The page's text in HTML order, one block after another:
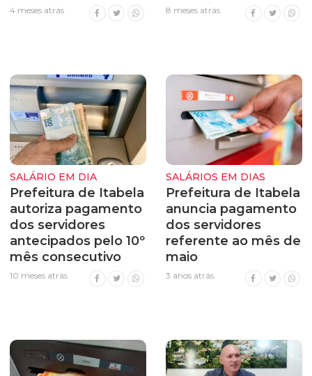
4 meses atrás 8 meses atrás
SALÁRIO EM DIA
Prefeitura de Itabela
autoriza pagamento
dos servidores
antecipados pelo 10º
mês consecutivo
10 meses atrás
SALÁRIOS EM DIAS
Prefeitura de Itabela
anuncia pagamento
dos servidores
referente ao mês de
maio
3 anos atrás